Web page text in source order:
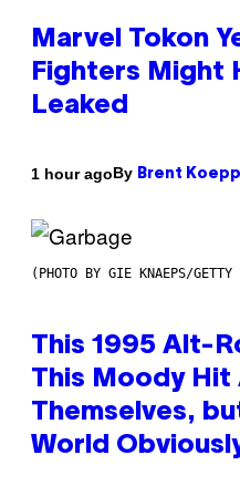
Marvel Tokon
Fighters Might
Leaked
1 hour agoBy Brent Koepp
(PHOTO BY GIE KNAEPS/GETTY
This 1995 Alt-
This Moody Hit
Themselves,
World